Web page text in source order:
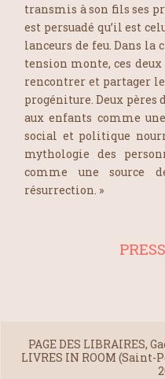
transmis à son fils ses
est persuadé qu’il est
lanceurs de feu. Dans la
tension monte, ces
rencontrer et partager
progéniture. Deux pères
aux enfants comme
social et politique
mythologie des
comme une source
résurrection. »
PAGE DES
LIVRES IN ROOM